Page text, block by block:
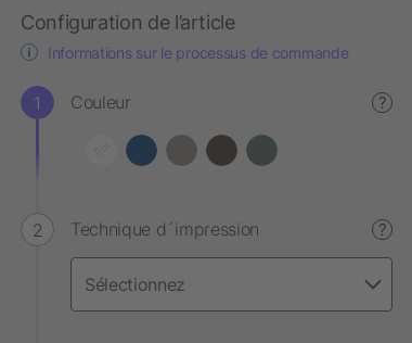
Configuration de l’article
Informations sur le processus de commande
Couleur ?
Technique d´impression ?